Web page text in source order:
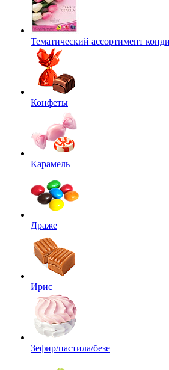
Тематический ассортимент
Конфеты
Карамель
Драже
Ирис
Зефир/пастила/безе